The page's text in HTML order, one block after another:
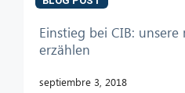
Einstieg bei CIB:
erzählen
septiembre 3, 2018